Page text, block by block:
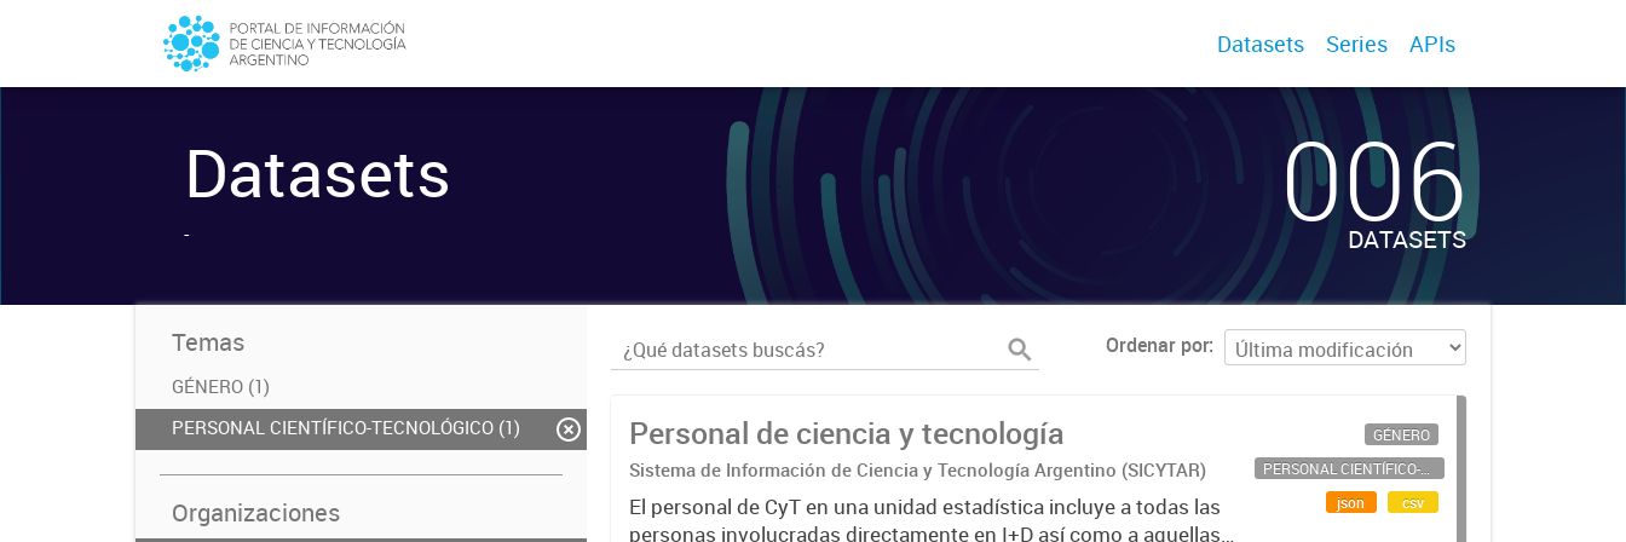
Datasets Series APIs
Datasets
- 006
DATASETS
Temas
GÉNERO (1)
PERSONAL CIENTÍFICO-TECNOLÓGICO (1)
Organizaciones
Ordenar por
Personal de ciencia y tecnología
Sistema de Información de Ciencia y Tecnología Argentino (SICYTAR)
El personal de CyT en una unidad estadística incluye a todas las
personas involucradas directamente en I+D así como a aquellas
GÉNERO
PERSONAL CIENTÍFICO-TECNOLÓGICO
json
csv